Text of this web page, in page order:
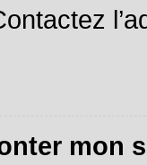
mon